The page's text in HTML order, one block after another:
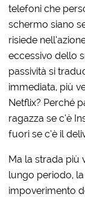
telefoni che
schermo siano
risiede
eccessivo dello
passività si
immediata, più
Netflix? Perché
ragazza se c’è
fuori se c’è il
Ma la strada più
lungo periodo,
impoverimento